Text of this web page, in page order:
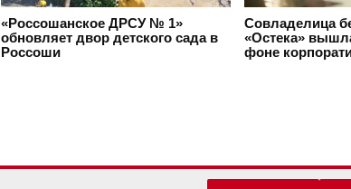
«Россошанское ДРСУ № 1»
обновляет двор детского сада в
Россоши
Совладелица
«Остека»
фоне